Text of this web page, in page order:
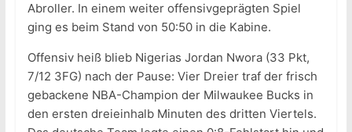
Abroller. In einem weiter offensivgeprägten Spiel
ging es beim Stand von 50:50 in die Kabine.
Offensiv heiß blieb Nigerias Jordan Nwora (33 Pkt,
7/12 3FG) nach der Pause: Vier Dreier traf der frisch
gebackene NBA-Champion der Milwaukee Bucks in
den ersten dreieinhalb Minuten des dritten Viertels.